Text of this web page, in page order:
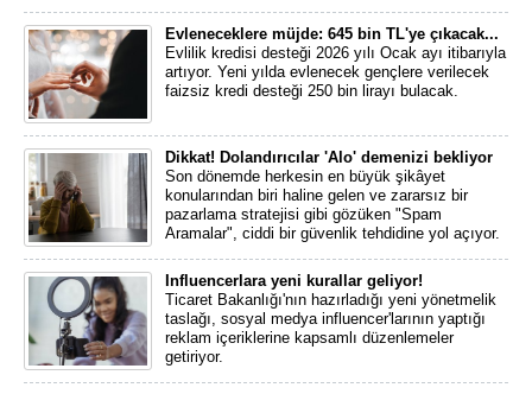
Evleneceklere müjde: 645 bin TL'ye çıkacak...
Evlilik kredisi desteği 2026 yılı Ocak ayı itibarıyla
artıyor. Yeni yılda evlenecek gençlere verilecek
faizsiz kredi desteği 250 bin lirayı bulacak.
Dikkat! Dolandırıcılar 'Alo' demenizi bekliyor
Son dönemde herkesin en büyük şikâyet
konularından biri haline gelen ve zararsız bir
pazarlama stratejisi gibi gözüken "Spam
Aramalar", ciddi bir güvenlik tehdidine yol açıyor.
Influencerlara yeni kurallar geliyor!
Ticaret Bakanlığı'nın hazırladığı yeni yönetmelik
taslağı, sosyal medya influencer'larının yaptığı
reklam içeriklerine kapsamlı düzenlemeler
getiriyor.